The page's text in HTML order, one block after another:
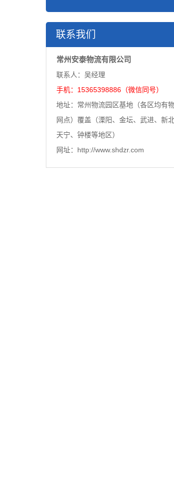
联系我们
常州安泰物流有限公司
联系人：吴经理
手机：15365398886（微信同号）
地址：常州物流园区基地（各区均有
网点）覆盖（溧阳、金坛、武进、新北
天宁、钟楼等地区）
网址：http://www.shdzr.com